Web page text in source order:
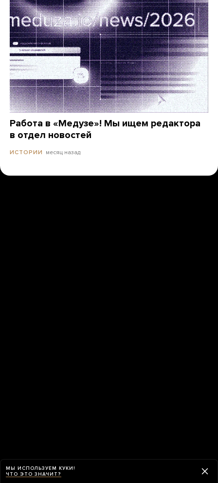
Работа в «Медузе»! Мы ищем редактора
в отдел новостей
ИСТОРИИ месяц назад
МЫ ИСПОЛЬЗУЕМ КУКИ!
ЧТО ЭТО ЗНАЧИТ?